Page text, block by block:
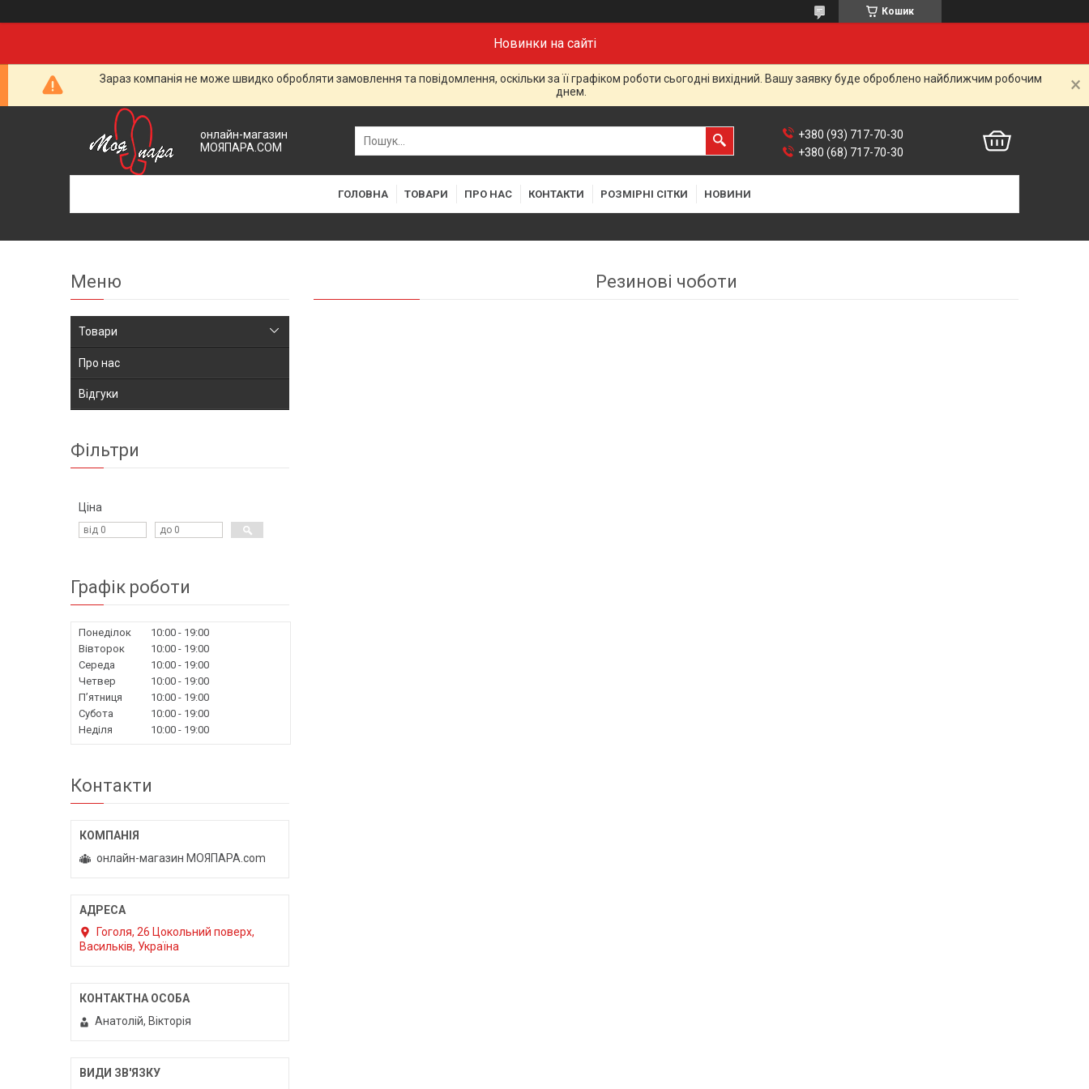
Кошик
Новинки на сайті
Зараз компанія не може швидко обробляти замовлення та повідомлення, оскільки за її графіком роботи сьогодні вихідний. Вашу заявку буде оброблено найближчим робочим
днем.
онлайн-магазин
МОЯПАРА.COM
+380 (93) 717-70-30
+380 (68) 717-70-30
ГОЛОВНА ТОВАРИ ПРО НАС КОНТАКТИ РОЗМІРНІ СІТКИ НОВИНИ
Резинові чоботи
Товари
Про нас
Відгуки
Фільтри
Ціна
Графік роботи
Понеділок 10:00
19:00
Вівторок
10:00
19:00
Середа
10:00
19:00
Четвер
10:00
19:00
Пʼятниця
10:00
19:00
Субота
10:00
19:00
Неділя
10:00 19:00
Контакти
онлайн-магазин МОЯПАРА.com
Гоголя, 26 Цокольний поверх,
Васильків, Україна
Анатолій, Вікторія